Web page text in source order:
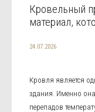
Кровельный
материал,
24.07.2026
Кровля является
здания. Именно
перепадов